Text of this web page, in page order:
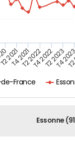
France
2021
T4 2021T2 2022T4 2022T2 2023
T4
Essonne